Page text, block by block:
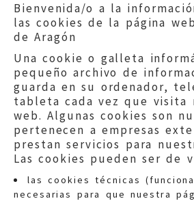
Bienvenida/o a la
las cookies de la página
de Aragón
Una cookie o galleta
pequeño archivo de
guarda en su ordenador,
tableta cada vez que visita
web. Algunas cookies son
pertenecen a empresas
prestan servicios para
Las cookies pueden ser de
las cookies técnicas
necesarias para que nuestra